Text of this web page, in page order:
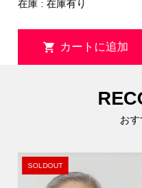
在庫 : 在庫有り
お
SOLDOUT